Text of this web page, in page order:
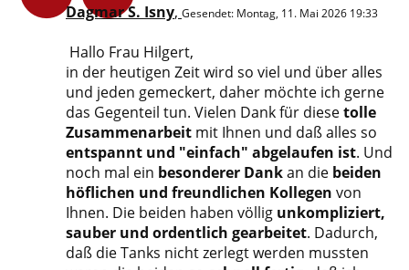
Dagmar S. Isny, Gesendet: Montag, 11. Mai 2026 19:33
Hallo Frau Hilgert,
in der heutigen Zeit wird so viel und über alles
und jeden gemeckert, daher möchte ich gerne
das Gegenteil tun. Vielen Dank für diesetolle
Zusammenarbeit mit Ihnen und daß alles so
entspannt und "einfach" abgelaufen ist. Und
noch mal ein besonderer Dankan die beiden
höflichen und freundlichen Kollegen von
Ihnen. Die beiden haben völlig unkompliziert,
sauber und ordentlich gearbeitet. Dadurch,
daß die Tanks nicht zerlegt werden mussten